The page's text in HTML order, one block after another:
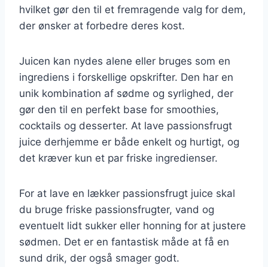
hvilket gør den til et fremragende valg for dem,
der ønsker at forbedre deres kost.
Juicen kan nydes alene eller bruges som en
ingrediens i forskellige opskrifter. Den har en
unik kombination af sødme og syrlighed, der
gør den til en perfekt base for smoothies,
cocktails og desserter. At lave passionsfrugt
juice derhjemme er både enkelt og hurtigt, og
det kræver kun et par friske ingredienser.
For at lave en lækker passionsfrugt juice skal
du bruge friske passionsfrugter, vand og
eventuelt lidt sukker eller honning for at justere
sødmen. Det er en fantastisk måde at få en
sund drik, der også smager godt.